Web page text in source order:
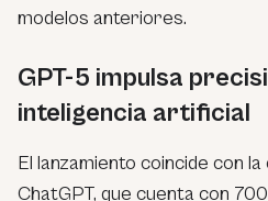
modelos anteriores.
GPT-5 impulsa
inteligencia artificial
El lanzamiento coincide con
ChatGPT, que cuenta con